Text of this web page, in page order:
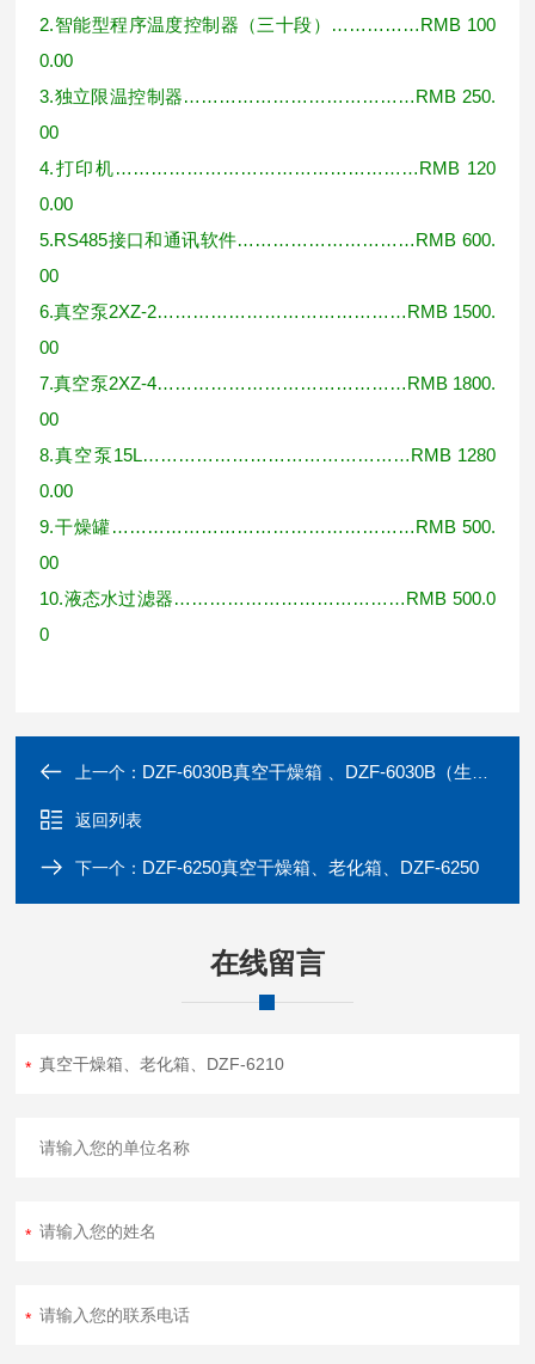
2.智能型程序温度控制器（三十段）
……………RMB 100
0.00
3.独立限温控制器…………………………………RMB 250.
00
4.打印机……………………………………………RMB 120
0.00
5.RS485接口和通讯软件…………………………RMB 600.
00
6.真空泵2XZ-2……………………………………RMB 1500.
00
7.真空泵2XZ-4……………………………………RMB 1800.
00
8.真空泵15L………………………………………RMB 1280
0.00
9.干燥罐……………………………………………RMB 500.
00
10.液态水过滤器…………………………………RMB 500.0
0
上一个： DZF-6030B真空干燥箱 、DZF-6030B（生物）
返回列表
下一个： DZF-6250真空干燥箱、老化箱、DZF-6250
在线留言